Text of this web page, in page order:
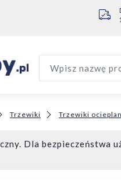
Wpisz nazwę
Trzewiki Trzewiki
Dla bezpieczeństwa